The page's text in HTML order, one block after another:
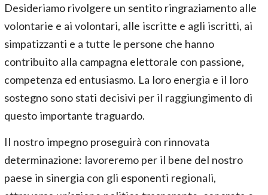
Desideriamo rivolgere un sentito ringraziamento alle
volontarie e ai volontari, alle iscritte e agli iscritti, ai
simpatizzanti e a tutte le persone che hanno
contribuito alla campagna elettorale con passione,
competenza ed entusiasmo. La loro energia e il loro
sostegno sono stati decisivi per il raggiungimento di
questo importante traguardo.
Il nostro impegno proseguirà con rinnovata
determinazione: lavoreremo per il bene del nostro
paese in sinergia con gli esponenti regionali,